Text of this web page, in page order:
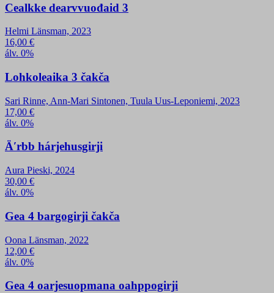
Cealkke dearvvuođaid 3
Helmi Länsman, 2023
16,00 €
álv. 0%
Lohkoleaika 3 čakča
Sari Rinne, Ann-Mari Sintonen, Tuula Uus-Leponiemi, 2023
17,00 €
álv. 0%
Äʹrbb hárjehusgirji
Aura Pieski, 2024
30,00 €
álv. 0%
Gea 4 bargogirji čakča
Oona Länsman, 2022
12,00 €
álv. 0%
Gea 4 oarjesuopmana oahppogirji